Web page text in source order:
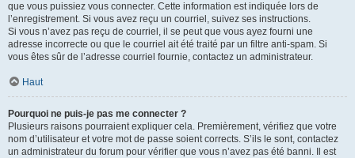
que vous puissiez vous connecter. Cette information est indiquée lors de
l’enregistrement. Si vous avez reçu un courriel, suivez ses instructions.
Si vous n’avez pas reçu de courriel, il se peut que vous ayez fourni une
adresse incorrecte ou que le courriel ait été traité par un filtre anti-spam. Si
vous êtes sûr de l’adresse courriel fournie, contactez un administrateur.
Haut
Pourquoi ne puis-je pas me connecter ?
Plusieurs raisons pourraient expliquer cela. Premièrement, vérifiez que votre
nom d’utilisateur et votre mot de passe soient corrects. S’ils le sont, contactez
un administrateur du forum pour vérifier que vous n’avez pas été banni. Il est